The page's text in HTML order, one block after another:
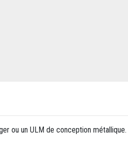
ou un ULM de conception métallique.